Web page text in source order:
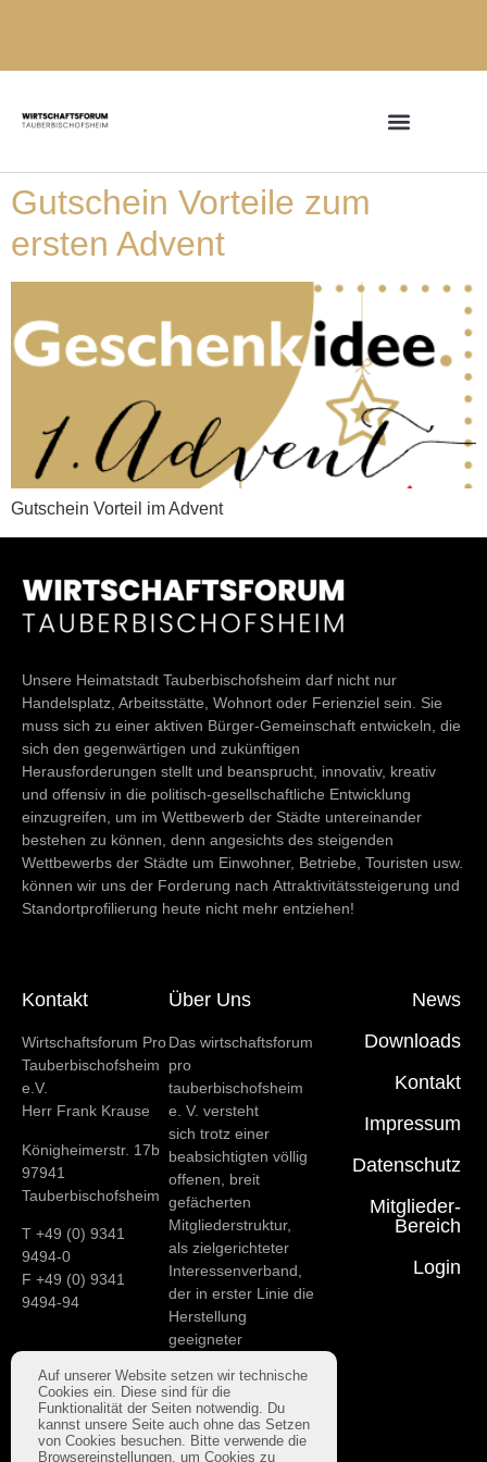
Auf unserer Website setzen wir technische
Cookies ein. Diese sind für die
Funktionalität der Seiten notwendig. Du
kannst unsere Seite auch ohne das Setzen
von Cookies besuchen. Bitte verwende die
Browsereinstellungen, um Cookies zu
Gutschein Vorteile zum
ersten Advent
Gutschein Vorteil im Advent
Unsere Heimatstadt Tauberbischofsheim darf nicht nur
Handelsplatz, Arbeitsstätte, Wohnort oder Ferienziel sein. Sie
muss sich zu einer aktiven Bürger-Gemeinschaft entwickeln, die
sich den gegenwärtigen und zukünftigen
Herausforderungen stellt und beansprucht, innovativ, kreativ
und offensiv in die politisch-gesellschaftliche Entwicklung
einzugreifen, um im Wettbewerb der Städte untereinander
bestehen zu können, denn angesichts des steigenden
Wettbewerbs der Städte um Einwohner, Betriebe, Touristen usw.
können wir uns der Forderung nach Attraktivitätssteigerung und
Standortprofilierung heute nicht mehr entziehen!
Kontakt
Wirtschaftsforum Pro
Tauberbischofsheim
e.V.
Herr Frank Krause
Königheimerstr. 17b
97941
Tauberbischofsheim
T +49 (0) 9341
9494-0
F +49 (0) 9341
9494-94
Über Uns
Das wirtschaftsforum
pro
tauberbischofsheim
e. V. versteht
sich trotz einer
beabsichtigten völlig
offenen, breit
gefächerten
Mitgliederstruktur,
als zielgerichteter
Interessenverband,
der in erster Linie die
Herstellung
geeigneter
für
das wirtschaftliche
Fortkommen unserer
Stadt zum Ziel hat.
News
Downloads
Kontakt
Impressum
Datenschutz
Mitglieder-
Bereich
Login